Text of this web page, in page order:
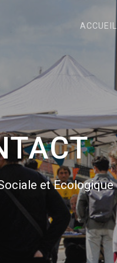
ACCUEIL
et Ecologique